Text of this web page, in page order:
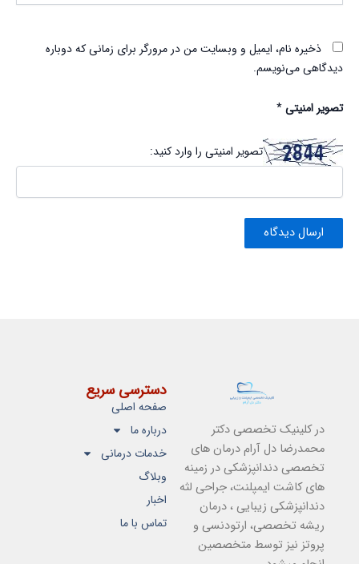
ذخیره نام، ایمیل و وبسایت من در مرورگر برای زمانی که دوباره
دیدگاهی می‌نویسم.
تصویر امنیتی*
تصویر امنیتی را وارد کنید:
در کلینیک تخصصی دکتر
محمدرضا دل آرام درمان های
تخصصی دندانپزشکی در زمینه
های کاشت ایمپلنت، جراحی لثه
دندانپزشکی زیبایی ، درمان
ریشه تخصصی، ارتودنسی و
پروتز نیز توسط متخصصین
دسترسی سریع
صفحه اصلی
درباره ما
خدمات درمانی
وبلاگ
اخبار
تماس با ما